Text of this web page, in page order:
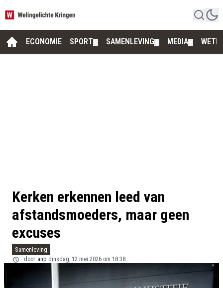
ECONOMIE SPORT SAMENLEVING MEDIA
Kerken erkennen leed van
afstandsmoeders, maar geen
excuses
Samenleving
door anp dinsdag, 12 mei 2026 om 18:38